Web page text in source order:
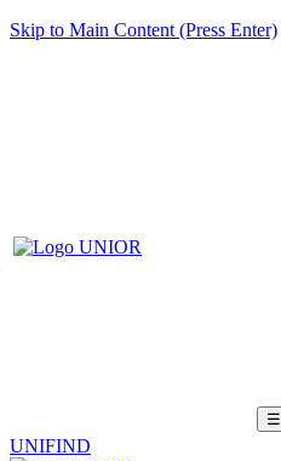
Skip to Main Content (Press Enter)
☰
UNIFIND